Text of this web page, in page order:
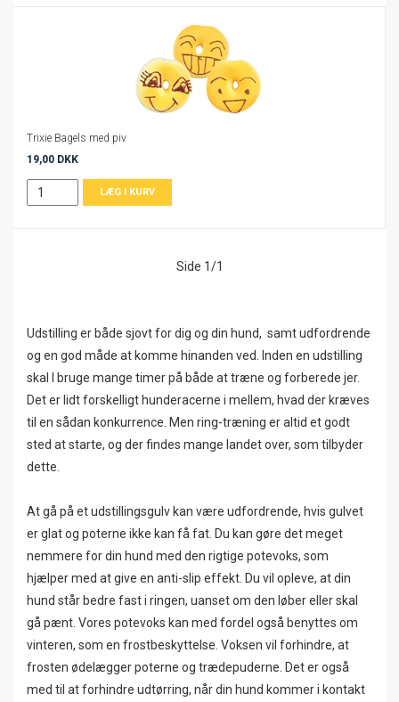
Trixie Bagels med piv
19,00 DKK
Side 1/1
Udstilling er både sjovt for dig og din hund, samt udfordrende
og en god måde at komme hinanden ved. Inden en udstilling
skal I bruge mange timer på både at træne og forberede jer.
Det er lidt forskelligt hunderacerne i mellem, hvad der kræves
til en sådan konkurrence. Men ring-træning er altid et godt
sted at starte, og der findes mange landet over, som tilbyder
dette.
At gå på et udstillingsgulv kan være udfordrende, hvis gulvet
er glat og poterne ikke kan få fat. Du kan gøre det meget
nemmere for din hund med den rigtige potevoks, som
hjælper med at give en anti-slip effekt. Du vil opleve, at din
hund står bedre fast i ringen, uanset om den løber eller skal
gå pænt. Vores potevoks kan med fordel også benyttes om
vinteren, som en frostbeskyttelse. Voksen vil forhindre, at
frosten ødelægger poterne og trædepuderne. Det er også
med til at forhindre udtørring, når din hund kommer i kontakt